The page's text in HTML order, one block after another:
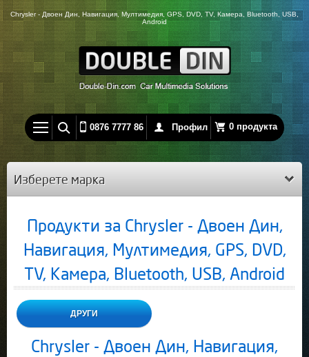
Chrysler - Двоен Дин, Навигация, Мултимедия, GPS, DVD, TV, Камера, Bluetooth, USB,
Android
0876 7777 86 Профил 0 продукта
Изберете марка
Продукти за Chrysler - Двоен Дин,
Навигация, Мултимедия, GPS, DVD,
TV, Камера, Bluetooth, USB, Android
ДРУГИ
Chrysler - Двоен Дин, Навигация,